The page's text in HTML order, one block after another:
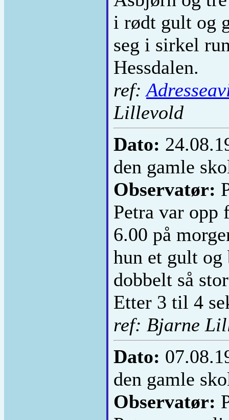
i rødt gult og
seg i sirkel
Hessdalen.
ref:
Lillevold
Dato:
den gamle
Observatør:
Petra var opp
6.00 på
hun et gult
dobbelt så
Etter 3 til 4
ref: Bjarne
Dato:
den gamle
Observatør: